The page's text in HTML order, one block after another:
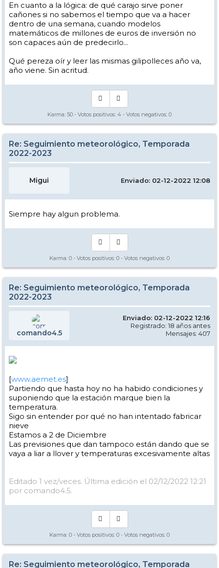
En cuanto a la lógica: de qué carajo sirve poner
cañones si no sabemos el tiempo que va a hacer
dentro de una semana, cuando modelos
matemáticos de millones de euros de inversión no
son capaces aún de predecirlo...
Qué pereza oír y leer las mismas gilipolleces año va,
año viene. Sin acritud.
Karma: 50 - Votos positivos: 4 - Votos negativos: 0
Re: Seguimiento meteorológico, Temporada
2022-2023
Migui Enviado: 02-12-2022 12:08
Siempre hay algun problema.
Karma: 0 - Votos positivos: 0 - Votos negativos: 0
Re: Seguimiento meteorológico, Temporada
2022-2023
comando4.5
Enviado: 02-12-2022 12:16
Registrado: 18 años antes
Mensajes: 407
[www.aemet.es]
Partiendo que hasta hoy no ha habido condiciones y
suponiendo que la estación marque bien la
temperatura.
Sigo sin entender por qué no han intentado fabricar
nieve
Estamos a 2 de Diciembre
Las previsiones que dan tampoco están dando que se
vaya a liar a llover y temperaturas excesivamente altas
Editado 1 vez/veces. Última edición el 02/12/2022 12:21
por comando4.5.
Karma: 0 - Votos positivos: 0 - Votos negativos: 0
Re: Seguimiento meteorológico, Temporada